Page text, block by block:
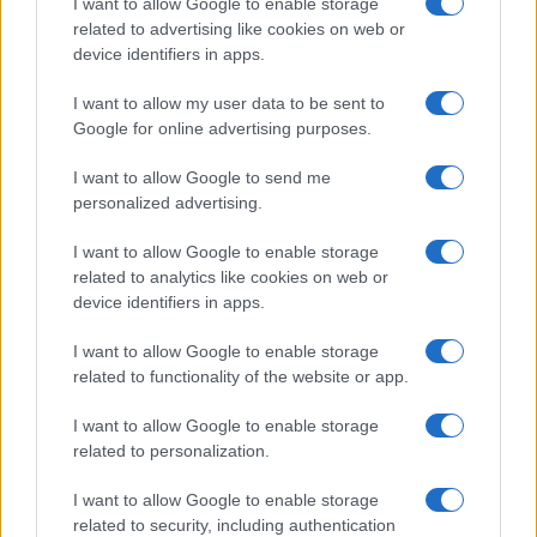
related to advertising like cookies on web or
device identifiers in apps.
I want to allow my user data to be sent to
Google for online advertising purposes.
I want to allow Google to send me
personalized advertising.
I want to allow Google to enable storage
related to analytics like cookies on web or
device identifiers in apps.
I want to allow Google to enable storage
related to functionality of the website or app.
I want to allow Google to enable storage
related to personalization.
I want to allow Google to enable storage
related to security, including authentication
intero, farlo con la precisione della frazione di
grado e credere che il risultato sia significativo.
Ovviamente non lo è. Nessun fisico direbbe che
quel valor medio con quella precisione è un
la temperatura non è aumentata affatto, ma
in quegli anni la CO
è aumentata senza sosta.
Cosa serve ancora per dedurre che la CO2 non è
un gas climalterante? Per fugare l’allarme alcuni
Paesi han deciso di privilegiare le fonti d’energia
rinnovabili.
CO2, perché l’aumento è positivo
Per esempio, negli Stati Uniti si chiede di